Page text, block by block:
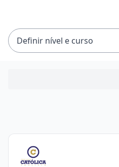
Definir nível e curso